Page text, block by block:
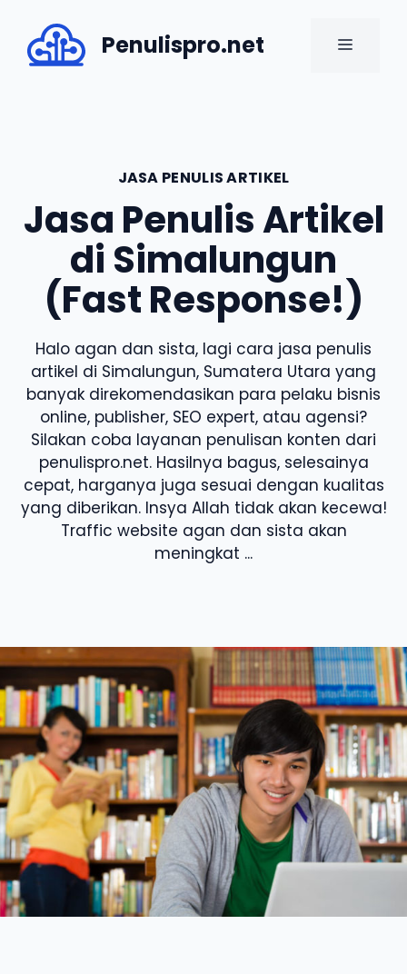
content
Penulispro.net MENU
JASA PENULIS ARTIKEL
Jasa Penulis Artikel
di Simalungun
(Fast Response!)
Halo agan dan sista, lagi cara jasa penulis
artikel di Simalungun, Sumatera Utara yang
banyak direkomendasikan para pelaku bisnis
online, publisher, SEO expert, atau agensi?
Silakan coba layanan penulisan konten dari
penulispro.net. Hasilnya bagus, selesainya
cepat, harganya juga sesuai dengan kualitas
yang diberikan. Insya Allah tidak akan kecewa!
Traffic website agan dan sista akan
meningkat ...